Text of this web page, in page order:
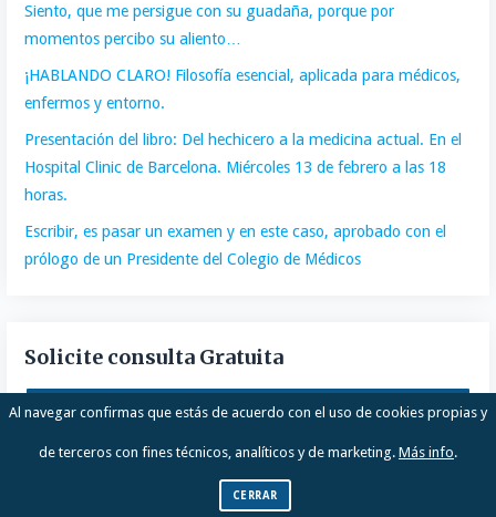
Al navegar confirmas que estás de acuerdo con el uso de cookies propias y
de terceros con fines técnicos, analíticos y de marketing. Más info.
CERRAR
Siento, que me persigue con su guadaña, porque por
momentos percibo su aliento…
¡HABLANDO CLARO! Filosofía esencial, aplicada para médicos,
enfermos y entorno.
Presentación del libro: Del hechicero a la medicina actual. En el
Hospital Clinic de Barcelona. Miércoles 13 de febrero a las 18
horas.
Escribir, es pasar un examen y en este caso, aprobado con el
prólogo de un Presidente del Colegio de Médicos
Solicite consulta Gratuita
CLICK AQUÍ